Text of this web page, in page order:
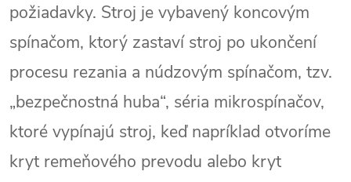
požiadavky. Stroj je vybavený koncovým
spínačom, ktorý zastaví stroj po ukončení
procesu rezania a núdzovým spínačom, tzv.
„bezpečnostná huba“, séria mikrospínačov,
ktoré vypínajú stroj, keď napríklad otvoríme
kryt remeňového prevodu alebo kryt